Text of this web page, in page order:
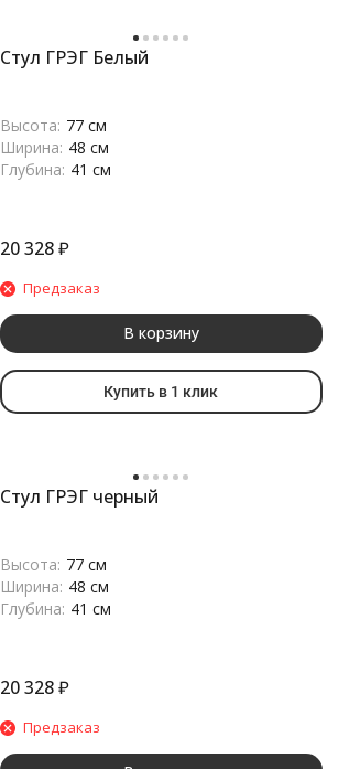
Стул ГРЭГ Белый
Высота: 77 см
Ширина: 48 см
Глубина: 41 см
20 328₽
Предзаказ
В корзину
Купить в 1 клик
Стул ГРЭГ черный
Высота: 77 см
Ширина: 48 см
Глубина: 41 см
20 328₽
Предзаказ